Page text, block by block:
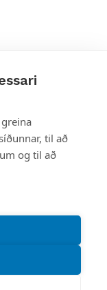
til að
og til að